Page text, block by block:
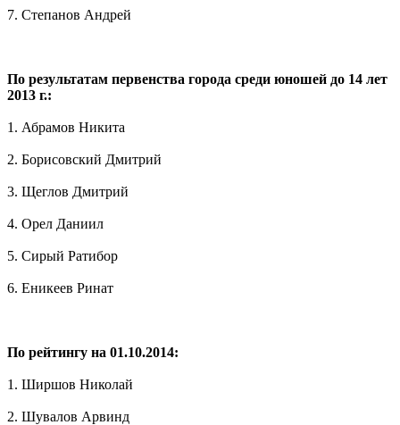
7. Степанов Андрей
По результатам первенства города среди юношей до 14 лет
2013 г.:
1. Абрамов Никита
2. Борисовский Дмитрий
3. Щеглов Дмитрий
4. Орел Даниил
5. Сирый Ратибор
6. Еникеев Ринат
По рейтингу на 01.10.2014:
1. Ширшов Николай
2. Шувалов Арвинд